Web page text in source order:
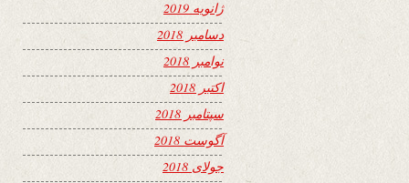
ژانویه 2019
دسامبر 2018
نوامبر 2018
اکتبر 2018
سپتامبر 2018
آگوست 2018
جولای 2018